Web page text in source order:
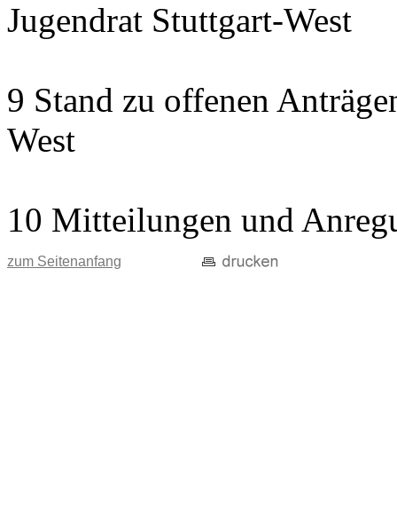
Jugendrat Stuttgart-West
9 Stand zu offenen
West
10 Mitteilungen und
zum Seitenanfang